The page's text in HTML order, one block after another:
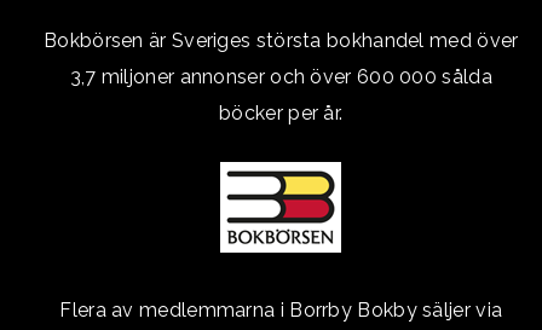
Bokbörsen är Sveriges största bokhandel med över
3,7 miljoner annonser och över 600 000 sålda
böcker per år.
Flera av medlemmarna i Borrby Bokby säljer via